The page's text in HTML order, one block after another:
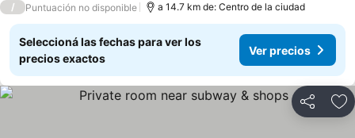
/ Puntuación no disponible a 14.7 km de: Centro de la ciudad
Seleccioná las fechas para ver los
precios exactos
Ver precios
Compartir